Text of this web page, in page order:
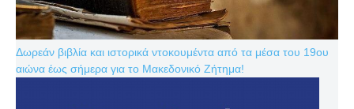
Δωρεάν βιβλία και ιστορικά ντοκουμέντα από τα μέσα του 19ου
αιώνα έως σήμερα για το Μακεδονικό Ζήτημα!